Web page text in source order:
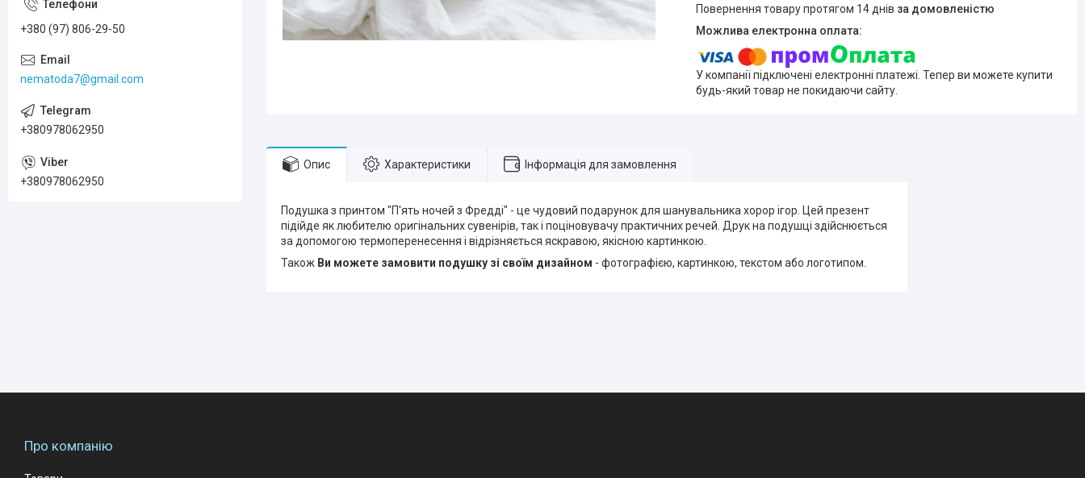
повернення товару протягом 14 днів за домовленістю
У компанії підключені електронні платежі. Тепер ви можете купити
будь-який товар не покидаючи сайту.
Опис Характеристики Інформація для замовлення
Подушка з принтом "П'ять ночей з Фредді" - це чудовий подарунок для шанувальника хорор ігор. Цей презент
підійде як любителю оригінальних сувенірів, так і поціновувачу практичних речей. Друк на подушці здійснюється
за допомогою термоперенесення і відрізняється яскравою, якісною картинкою.
Також Ви можете замовити подушку зі своїм дизайном - фотографією, картинкою, текстом або логотипом.
+380 (97) 806-29-50
nematoda7@gmail.com
+380978062950
+380978062950
Про компанію